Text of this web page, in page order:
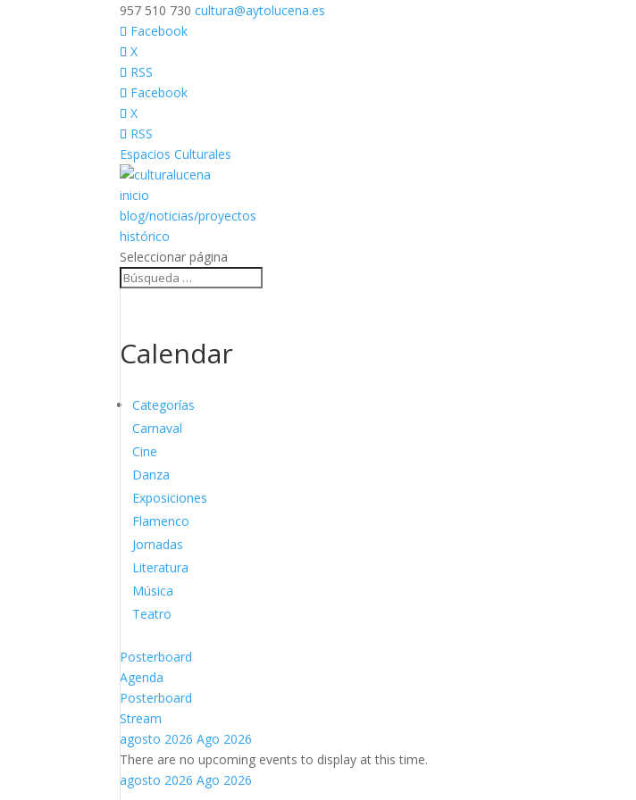
957 510 730 cultura@aytolucena.es
Facebook
X
RSS
Facebook
X
RSS
Espacios Culturales
inicio
blog/noticias/proyectos
histórico
Seleccionar página
Calendar
Categorías
Carnaval
Cine
Danza
Exposiciones
Flamenco
Jornadas
Literatura
Música
Teatro
Posterboard
Agenda
Posterboard
Stream
agosto 2026 Ago 2026
There are no upcoming events to display at this time.
agosto 2026 Ago 2026